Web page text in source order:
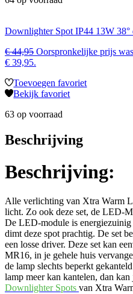
Downlighter Spot IP44 13W
€44,95 Oorspronkelijke prijs
€ 39,95.
Toevoegen favoriet
Bekijk favoriet
63 op voorraad
Beschrijving
Beschrijving:
Alle verlichting van Xtra Warm
licht. Zo ook deze set, de LED-
De LED-module is
dimt deze spot prachtig. De set
een losse driver. Deze set kan
MR16, in je gehele huis
de lamp slechts beperkt
lamp meer kan kantelen, dan
Downlighter Spots van Xtra